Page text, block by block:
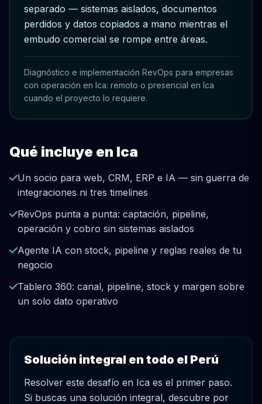
separado — sistemas aislados, documentos
perdidos y datos copiados a mano mientras el
embudo comercial se rompe entre áreas.
Diagnóstico e implementación RevOps para empresas
con operación en Ica: remoto o presencial en Ica
cuando el proyecto lo requiere.
Qué incluye en Ica
Un socio para web, CRM, ERP e IA — sin guerra de
integraciones ni tres timelines
RevOps punta a punta: captación, pipeline,
operación y cobro sin sistemas aislados
Agente IA con stock, pipeline y reglas reales de tu
negocio
Tablero 360: canal, pipeline, stock y margen sobre
un solo dato operativo
Solución integral en todo el Perú
Resolver este desafío en Ica es el primer paso.
Si buscas una solución integral, descubre por